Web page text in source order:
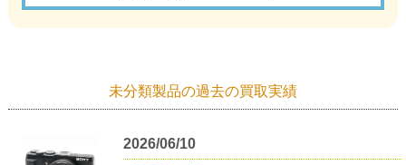
未分類製品の過去の買取実績
2026/06/10